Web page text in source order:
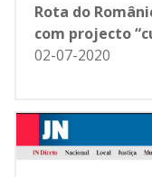
Rota do
com projecto
02-07-2020